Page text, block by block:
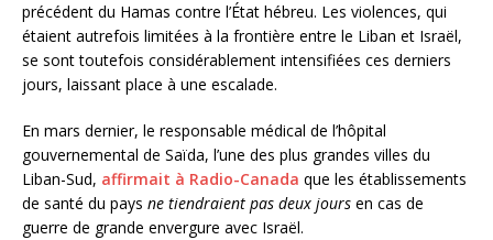
précédent du Hamas contre l’État hébreu. Les violences, qui
étaient autrefois limitées à la frontière entre le Liban et Israël,
se sont toutefois considérablement intensifiées ces derniers
jours, laissant place à une escalade.
En mars dernier, le responsable médical de l’hôpital
gouvernemental de Saïda, l’une des plus grandes villes du
Liban-Sud, affirmait à Radio-Canada que les établissements
de santé du pays ne tiendraient pas deux jours en cas de
guerre de grande envergure avec Israël.